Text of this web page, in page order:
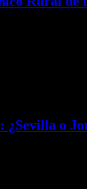
¿Sevilla o